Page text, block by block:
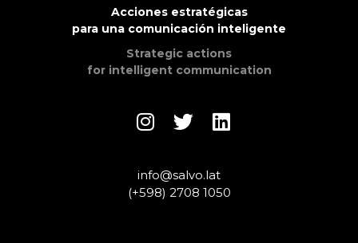
Acciones estratégicas
para una comunicación inteligente
Strategic actions
for intelligent communication
info@salvo.lat
(+598) 2708 1050